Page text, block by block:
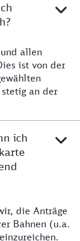
Preis.
allen
ist von der
an der
ich
meine
die Anträge
Bahnen (u.a.